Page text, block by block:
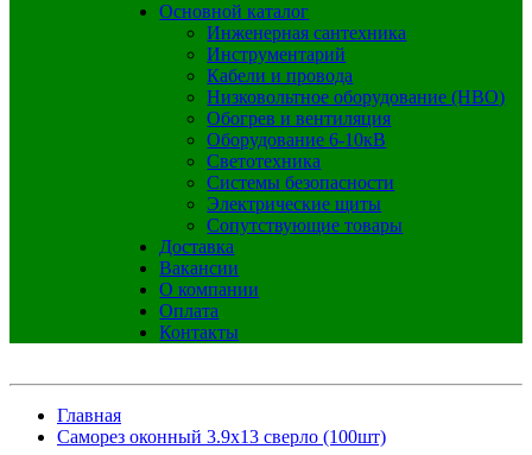
Основной каталог
Инженерная сантехника
Инструментарий
Кабели и провода
Низковольтное оборудование (НВО)
Обогрев и вентиляция
Оборудование 6-10кВ
Светотехника
Системы безопасности
Электрические щиты
Сопутствующие товары
Доставка
Вакансии
О компании
Оплата
Контакты
Главная
Саморез оконный 3.9х13 сверло (100шт)